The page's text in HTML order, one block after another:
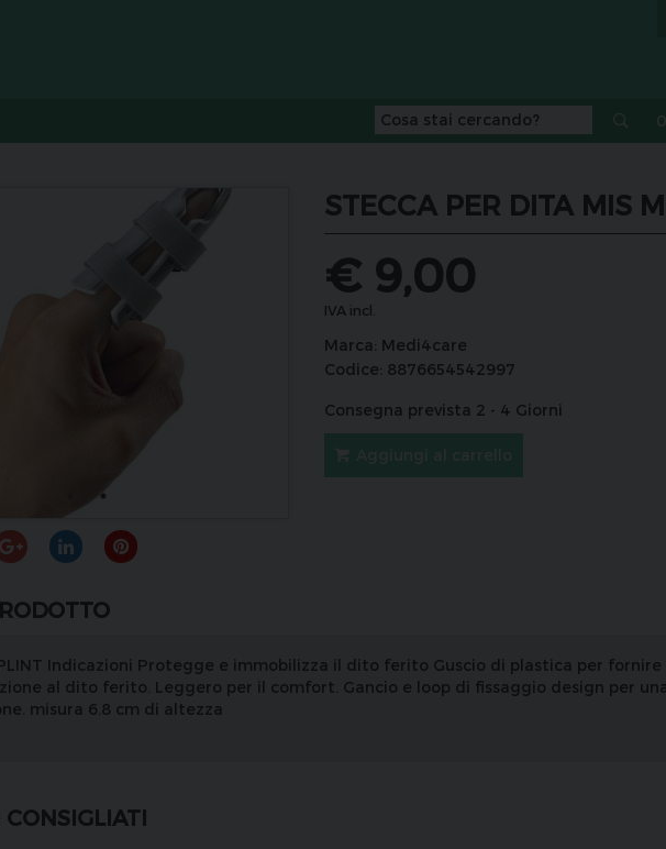
0
STECCA PER DITA MIS M
€ 9,00
IVA incl.
Marca: Medi4care
Codice: 8876654542997
Consegna prevista 2 - 4 Giorni
Indicazioni Protegge e immobilizza il dito ferito Guscio di plastica per
al dito ferito. Leggero per il comfort. Gancio e loop di fissaggio design per
misura 6.8 cm di altezza